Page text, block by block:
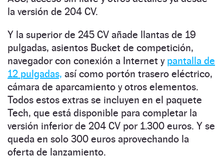
la versión de 204 CV.
Y la superior de 245 CV añade llantas de 19
pulgadas, asientos Bucket de competición,
navegador con conexión a Internet y pantalla de
12 pulgadas, así como portón trasero eléctrico,
cámara de aparcamiento y otros elementos.
Todos estos extras se incluyen en el paquete
Tech, que está disponible para completar la
versión inferior de 204 CV por 1.300 euros. Y se
queda en solo 300 euros aprovechando la
oferta de lanzamiento.